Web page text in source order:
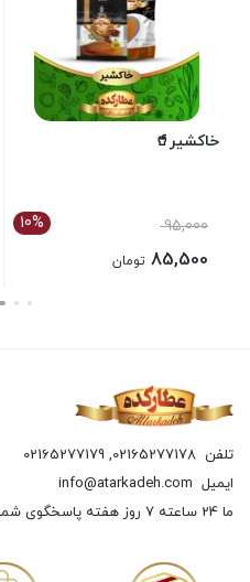
خاکشیر🥤
10% 95,000
85,500 تومان
تلفن 02165277178
,
02165277179
ایمیل info@atarkadeh.com
ما 24 ساعته 7 روز هفته پاسخگوی شما هستیم.